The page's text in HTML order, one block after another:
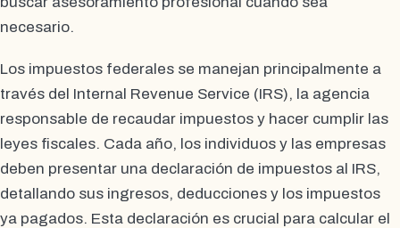
necesario.
Los impuestos federales se manejan principalmente a
través del Internal Revenue Service (IRS), la agencia
responsable de recaudar impuestos y hacer cumplir las
leyes fiscales. Cada año, los individuos y las empresas
deben presentar una declaración de impuestos al IRS,
detallando sus ingresos, deducciones y los impuestos
ya pagados. Esta declaración es crucial para calcular el